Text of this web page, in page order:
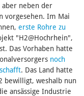
aber neben der
vorgesehen. Im Mai
erste Rohre zu
"H2@Hochrhein",
Das Vorhaben hatte
noch
. Das Land hatte
bewilligt, weshalb nun
ansässige Industrie